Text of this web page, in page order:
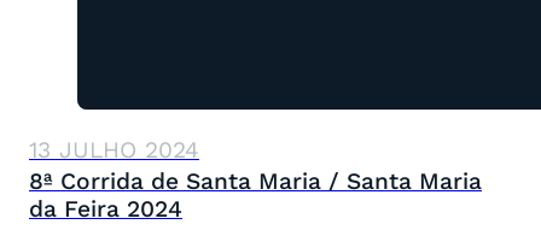
13 JULHO 2024
8ª Corrida de Santa Maria / Santa Maria
da Feira 2024